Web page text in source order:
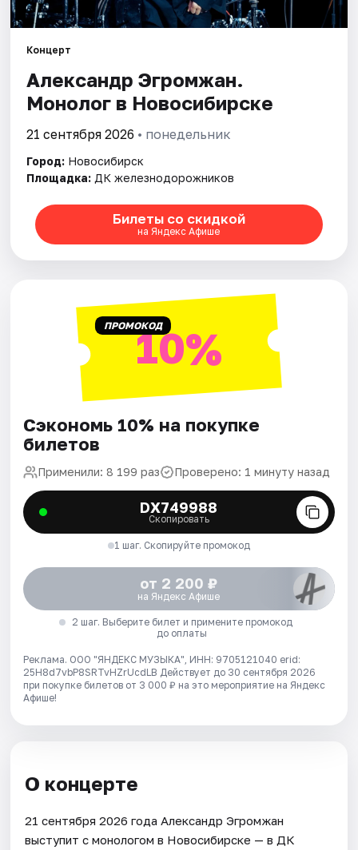
Площадки
Артисты
Концерт
Александр Эгромжан.
Монолог в Новосибирске
21 сентября 2026 • понедельник
Город: Новосибирск
Площадка: ДК железнодорожников
Билеты со скидкой
на Яндекс Афише
ПРОМОКОД10%
Сэкономь 10% на покупке
билетов
Применили: 8 199 раз Проверено: 1 минуту назад
DX749988
Скопировать
1 шаг. Скопируйте промокод
от 2 200 ₽
на Яндекс Афише
2 шаг. Выберите билет и примените промокод
до оплаты
Реклама. ООО "ЯНДЕКС МУЗЫКА", ИНН: 9705121040 erid:
25H8d7vbP8SRTvHZrUcdLB Действует до 30 сентября 2026
при покупке билетов от 3 000 ₽ на это мероприятие на Яндекс
Афише!
О концерте
21 сентября 2026 года Александр Эгромжан
выступит с монологом в Новосибирске — в ДК